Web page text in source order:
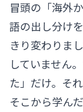
冒頭の「海外
語の出し分け
きり変わりま
していません
た」だけ。そ
そこから学ん